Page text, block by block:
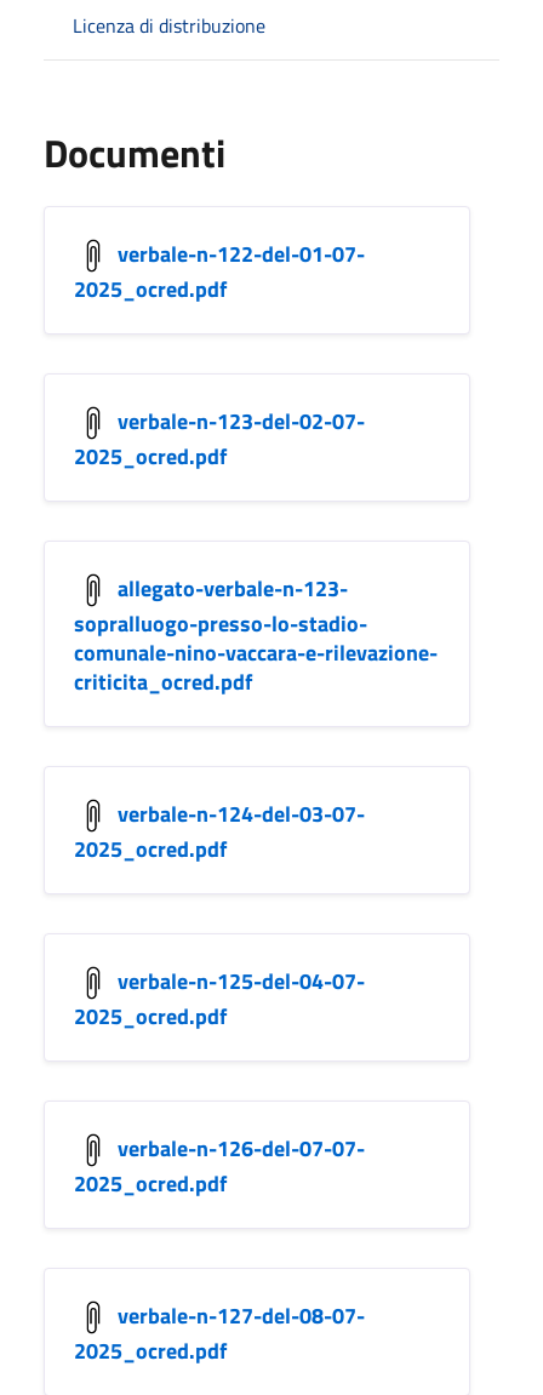
Licenza di distribuzione
Documenti
verbale-n-122-del-01-07-
2025_ocred.pdf
verbale-n-123-del-02-07-
2025_ocred.pdf
allegato-verbale-n-123-
sopralluogo-presso-lo-stadio-
comunale-nino-vaccara-e-rilevazione-
criticita_ocred.pdf
verbale-n-124-del-03-07-
2025_ocred.pdf
verbale-n-125-del-04-07-
2025_ocred.pdf
verbale-n-126-del-07-07-
2025_ocred.pdf
verbale-n-127-del-08-07-
2025_ocred.pdf